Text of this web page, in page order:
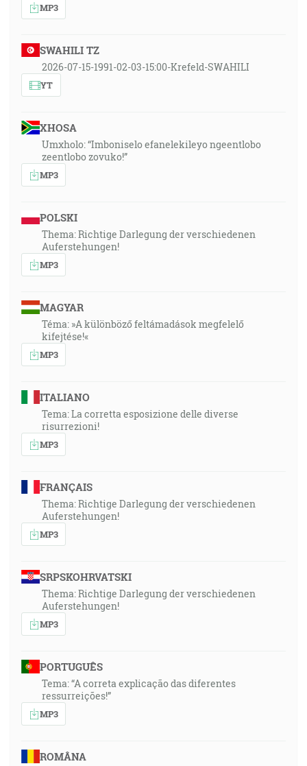
MP3
SWAHILI TZ
2026-07-15-1991-02-03-15:00-Krefeld-SWAHILI
YT
XHOSA
Umxholo: “Imboniselo efanelekileyo ngeentlobo
zeentlobo zovuko!”
MP3
POLSKI
Thema: Richtige Darlegung der verschiedenen
Auferstehungen!
MP3
MAGYAR
Téma: »A különböző feltámadások megfelelő
kifejtése!«
MP3
ITALIANO
Tema: La corretta esposizione delle diverse
risurrezioni!
MP3
FRANÇAIS
Thema: Richtige Darlegung der verschiedenen
Auferstehungen!
MP3
SRPSKOHRVATSKI
Thema: Richtige Darlegung der verschiedenen
Auferstehungen!
MP3
PORTUGUÊS
Tema: “A correta explicação das diferentes
ressurreições!”
MP3
ROMÂNA